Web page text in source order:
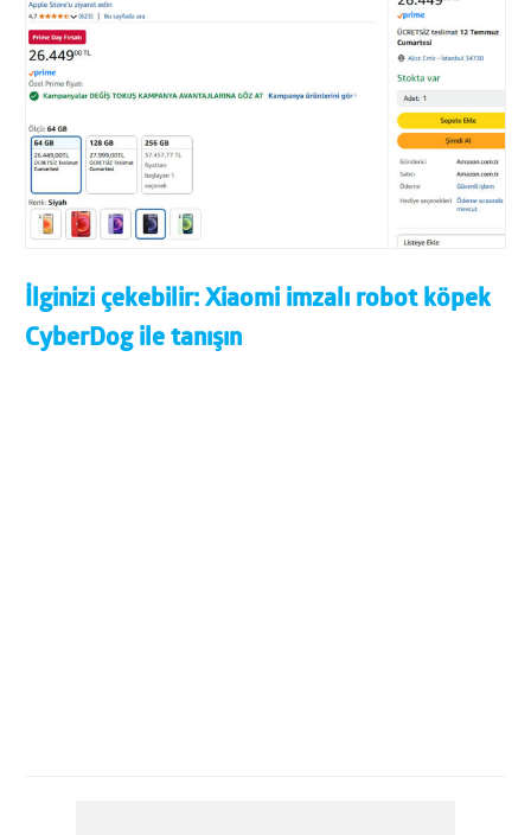
İlginizi çekebilir:Xiaomi imzalı robot köpek
CyberDog ile tanışın